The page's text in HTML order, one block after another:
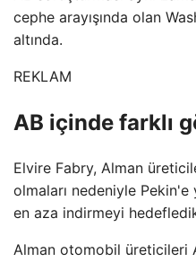
cephe arayışında olan
altında.
REKLAM
AB içinde farklı
Elvire Fabry, Alman
olmaları nedeniyle
en aza indirmeyi
Alman otomobil üreticileri